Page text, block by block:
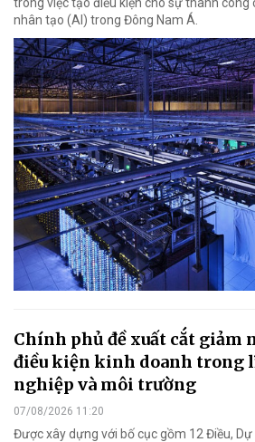
nhân tạo (AI) trong Đông Nam Á.
Chính phủ đề xuất cắt giảm
điều kiện kinh doanh trong
nghiệp và môi trường
07/08/2026 11:20
Được xây dựng với bố cục gồm 12 Điều,